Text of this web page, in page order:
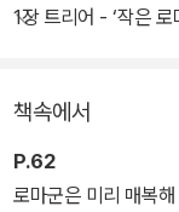
은 세계 석학은 물론
의 전쟁 범죄자 히틀
적 인물들의 숨결이
1장 트리어 - ‘작은 로
책속에서
P.62
로마군은 미리 매복